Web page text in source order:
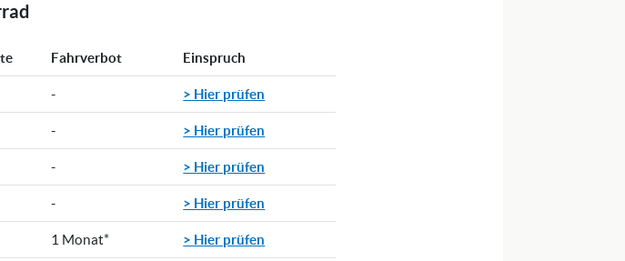
Fahrverbot Einspruch
- > Hier prüfen
- > Hier prüfen
- > Hier prüfen
- > Hier prüfen
1 Monat* > Hier prüfen